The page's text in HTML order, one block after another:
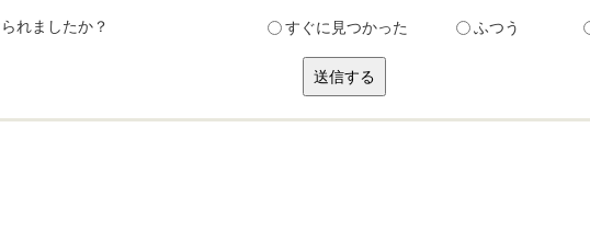
れましたか？ すぐに見つかった ふつう